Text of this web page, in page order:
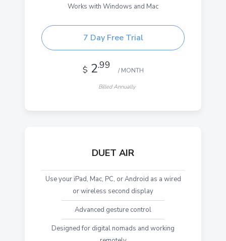
Works with Windows and Mac
7 Day Free Trial
$ 2.99 / MONTH
Billed Annually
DUET AIR
Use your iPad, Mac, PC, or Android as a wired
or wireless second display
Advanced gesture control
Designed for digital nomads and working